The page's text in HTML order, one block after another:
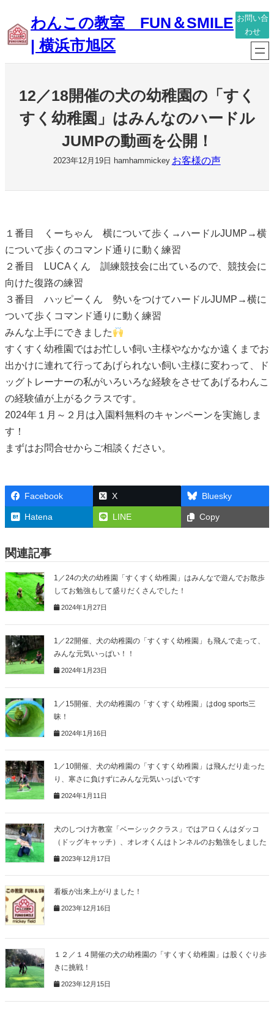
容
を
ス
わんこの教室 FUN＆SMILE
| 横浜市旭区
お問い合
わせ
12／18開催の犬の幼稚園の「すく
すく幼稚園」はみんなのハードル
JUMPの動画を公開！
2023年12月19日 hamhammickey お客様の声
１番目 くーちゃん 横について歩く→ハードルJUMP→横
について歩くのコマンド通りに動く練習
２番目 LUCAくん 訓練競技会に出ているので、競技会に
向けた復路の練習
３番目 ハッピーくん 勢いをつけてハードルJUMP→横に
ついて歩くコマンド通りに動く練習
みんな上手にできました
すくすく幼稚園ではお忙しい飼い主様やなかなか遠くまでお
出かけに連れて行ってあげられない飼い主様に変わって、ド
ッグトレーナーの私がいろいろな経験をさせてあげるわんこ
の経験値が上がるクラスです。
2024年１月～２月は入園料無料のキャンペーンを実施しま
す！
まずはお問合せからご相談ください。
Facebook X Bluesky
Hatena LINE Copy
関連記事
1／24の犬の幼稚園「すくすく幼稚園」はみんなで遊んでお散歩
してお勉強もして盛りだくさんでした！
2024年1月27日
1／22開催、犬の幼稚園の「すくすく幼稚園」も飛んで走って、
みんな元気いっぱい！！
2024年1月23日
1／15開催、犬の幼稚園の「すくすく幼稚園」はdog sports三
昧！
2024年1月16日
1／10開催、犬の幼稚園の「すくすく幼稚園」は飛んだり走った
り、寒さに負けずにみんな元気いっぱいです
2024年1月11日
犬のしつけ方教室「ベーシッククラス」ではアロくんはダッコ
（ドッグキャッチ）、オレオくんはトンネルのお勉強をしました
2023年12月17日
看板が出来上がりました！
2023年12月16日
１２／１４開催の犬の幼稚園の「すくすく幼稚園」は股くぐり歩
きに挑戦！
2023年12月15日